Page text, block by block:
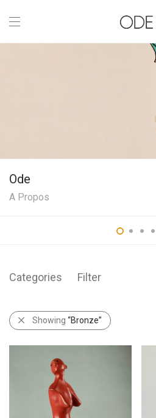
Ode
A Propos
Categories Filter
Showing “Bronze”